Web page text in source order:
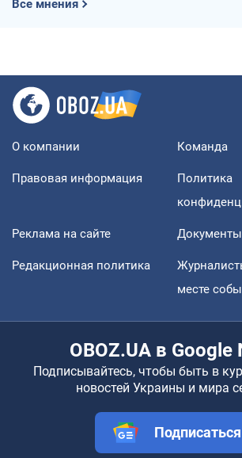
Все мнения
О компании Команда
Правовая информация
Политика
Реклама на сайте Документы
Редакционная политика
месте
OBOZ.UA в Google
Подписывайтесь, чтобы быть в
новостей Украины и мира
Подписаться